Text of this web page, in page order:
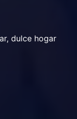
dulce hogar